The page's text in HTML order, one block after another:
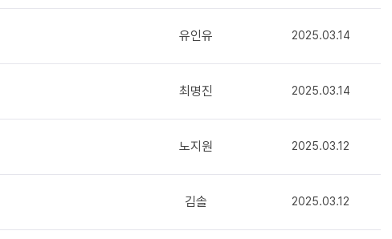
유인유 2025.03.14
최명진 2025.03.14
노지원 2025.03.12
김솔 2025.03.12